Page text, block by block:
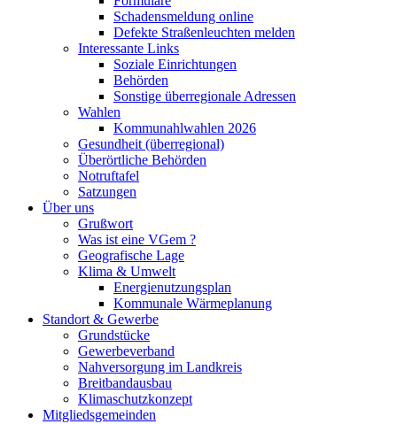
Schadensmeldung online
Defekte Straßenleuchten melden
Interessante Links
Soziale Einrichtungen
Behörden
Sonstige überregionale Adressen
Wahlen
Kommunahlwahlen 2026
Gesundheit (überregional)
Überörtliche Behörden
Notruftafel
Satzungen
Über uns
Grußwort
Was ist eine VGem ?
Geografische Lage
Klima & Umwelt
Energienutzungsplan
Kommunale Wärmeplanung
Standort & Gewerbe
Grundstücke
Gewerbeverband
Nahversorgung im Landkreis
Breitbandausbau
Klimaschutzkonzept
Mitgliedsgemeinden